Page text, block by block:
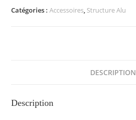
Catégories :Accessoires, Structure Alu
DESCRIPTION
Description